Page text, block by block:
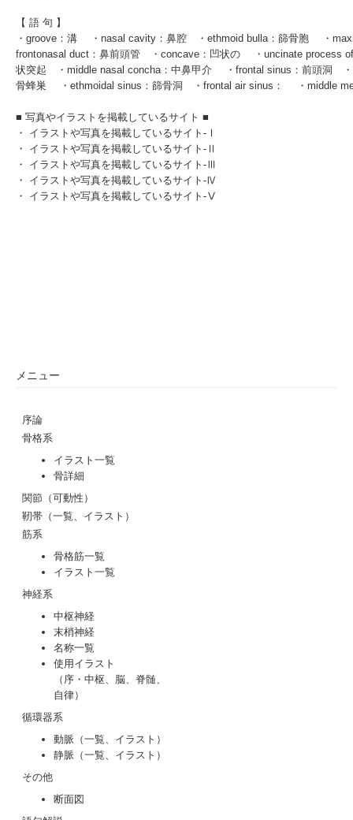
【 語 句 】
・groove：溝 ・nasal cavity：鼻腔 ・ethmoid bulla：篩骨胞 ・
frontonasal duct：鼻前頭管 ・concave：凹状の ・uncinate process of
状突起 ・middle nasal concha：中鼻甲介 ・frontal sinus：前頭洞 ・
骨蜂巣 ・ethmoidal sinus：篩骨洞 ・frontal air sinus： ・
■ 写真やイラストを掲載しているサイト ■
・ イラストや写真を掲載しているサイト-Ⅰ
・ イラストや写真を掲載しているサイト-Ⅱ
・ イラストや写真を掲載しているサイト-Ⅲ
・
イラストや写真を掲載しているサイト-Ⅳ
・ イラストや写真を掲載しているサイト-Ⅴ
メニュー